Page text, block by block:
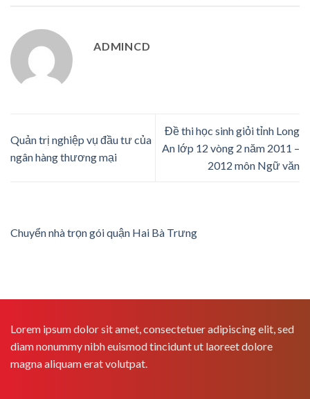
ADMINCD
Quản trị nghiệp vụ đầu tư của
ngân hàng thương mại
Đề thi học sinh giỏi tỉnh Long
An lớp 12 vòng 2 năm 2011 –
2012 môn Ngữ văn
Chuyển nhà trọn gói quận Hai Bà Trưng
Lorem ipsum dolor sit amet, consectetuer adipiscing elit, sed
diam nonummy nibh euismod tincidunt ut laoreet dolore
magna aliquam erat volutpat.